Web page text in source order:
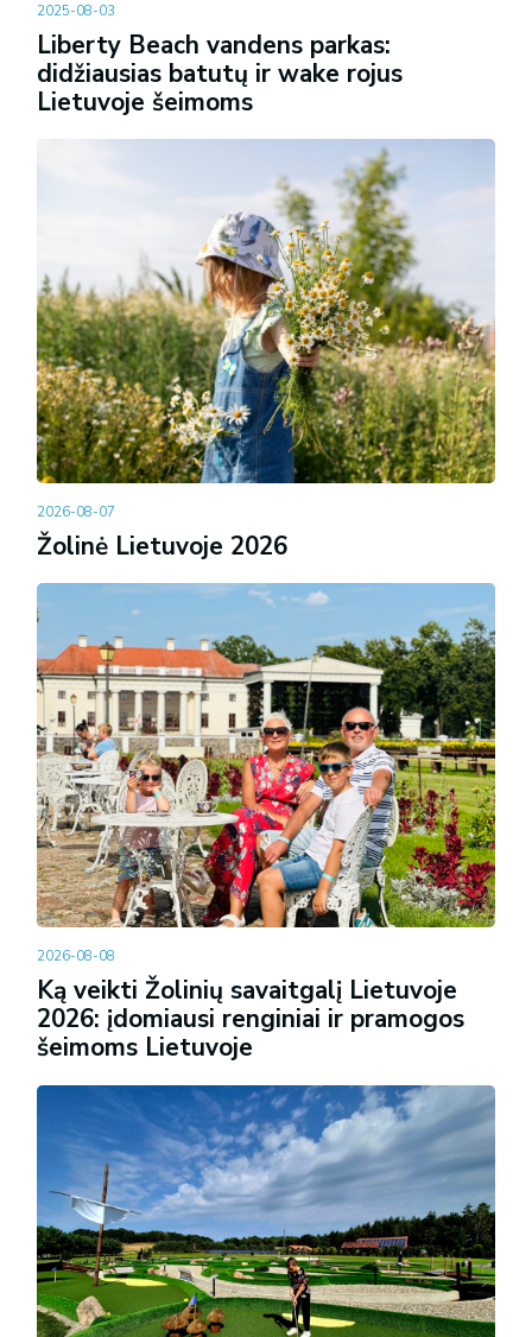
2025-08-03
Liberty Beach vandens parkas:
didžiausias batutų ir wake rojus
Lietuvoje šeimoms
2026-08-07
Žolinė Lietuvoje 2026
2026-08-08
Ką veikti Žolinių savaitgalį Lietuvoje
2026: įdomiausi renginiai ir pramogos
šeimoms Lietuvoje